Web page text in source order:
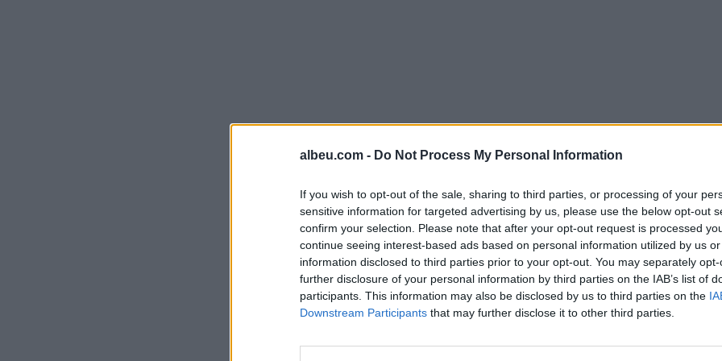
albeu.com - Do Not Process My Personal Information
If you wish to opt-out of the sale, sharing to third parties, or processing of your
sensitive information for targeted advertising by us, please use the below opt-out
confirm your selection. Please note that after your opt-out request is processed
continue seeing interest-based ads based on personal information utilized by us
information disclosed to third parties prior to your opt-out. You may separately
further disclosure of your personal information by third parties on the IAB’s list of
participants. This information may also be disclosed by us to third parties on the
Downstream Participants that may further disclose it to other third parties.